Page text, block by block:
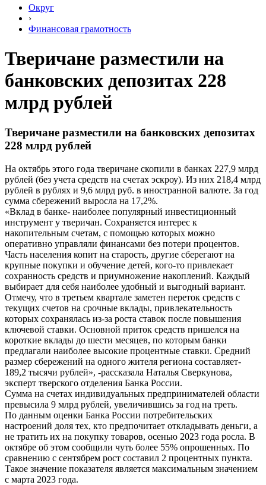
Округ
›
Финансовая грамотность
Тверичане разместили на
банковских депозитах 228
млрд рублей
Тверичане разместили на банковских депозитах
228 млрд рублей
На октябрь этого года тверичане скопили в банках 227,9 млрд
рублей (без учета средств на счетах эскроу). Из них 218,4 млрд
рублей в рублях и 9,6 млрд руб. в иностранной валюте. За год
сумма сбережений выросла на 17,2%.
«Вклад в банке- наиболее популярный инвестиционный
инструмент у тверичан. Сохраняется интерес к
накопительным счетам, с помощью которых можно
оперативно управляли финансами без потери процентов.
Часть населения копит на старость, другие сберегают на
крупные покупки и обучение детей, кого-то привлекает
сохранность средств и приумножение накоплений. Каждый
выбирает для себя наиболее удобный и выгодный вариант.
Отмечу, что в третьем квартале заметен переток средств с
текущих счетов на срочные вклады, привлекательность
которых сохранялась из-за роста ставок после повышения
ключевой ставки. Основной приток средств пришелся на
короткие вклады до шести месяцев, по которым банки
предлагали наиболее высокие процентные ставки. Средний
размер сбережений на одного жителя региона составляет-
189,2 тысячи рублей», -рассказала Наталья Сверкунова,
эксперт тверского отделения Банка России.
Сумма на счетах индивидуальных предпринимателей области
превысила 9 млрд рублей, увеличившись за год на треть.
По данным оценки Банка России потребительских
настроений доля тех, кто предпочитает откладывать деньги, а
не тратить их на покупку товаров, осенью 2023 года росла. В
октябре об этом сообщили чуть более 55% опрошенных. По
сравнению с сентябрем рост составил 2 процентных пункта.
Такое значение показателя является максимальным значением
с марта 2023 года.